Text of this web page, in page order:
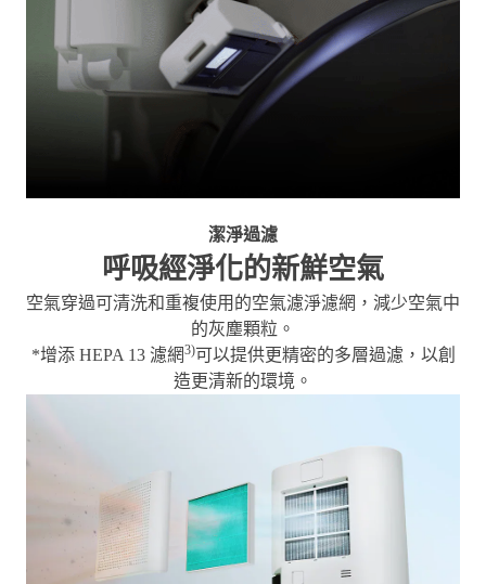
潔淨過濾
呼吸經淨化的新鮮空氣
空氣穿過可清洗和重複使用的空氣濾淨濾網，減少空氣中
的灰塵顆粒。
*增添 HEPA 13 濾網3)可以提供更精密的多層過濾，以創
造更清新的環境。